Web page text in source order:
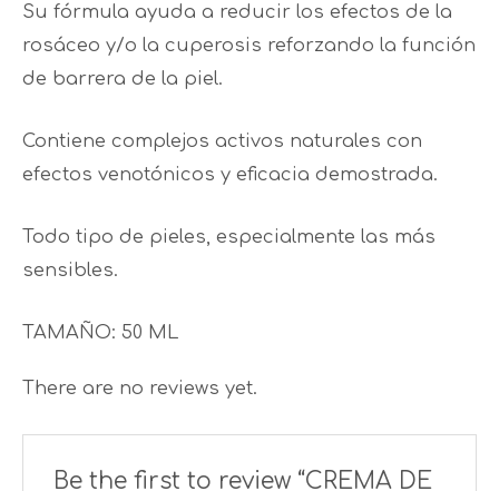
Su fórmula ayuda a reducir los efectos de la
rosáceo y/o la cuperosis reforzando la función
de barrera de la piel.
Contiene complejos activos naturales con
efectos venotónicos y eficacia demostrada.
Todo tipo de pieles, especialmente las más
sensibles.
TAMAÑO: 50 ML
There are no reviews yet.
Be the first to review “CREMA DE